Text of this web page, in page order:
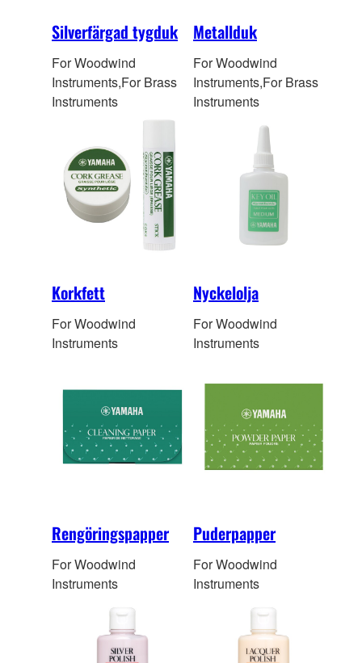
Silverfärgad tygduk
For Woodwind
Instruments,For Brass
Instruments
Metallduk
For Woodwind
Instruments,For Brass
Instruments
Korkfett
For Woodwind
Instruments
Nyckelolja
For Woodwind
Instruments
Rengöringspapper
For Woodwind
Instruments
Puderpapper
For Woodwind
Instruments